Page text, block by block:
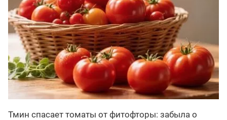
Тмин спасает томаты от фитофторы: забыла о